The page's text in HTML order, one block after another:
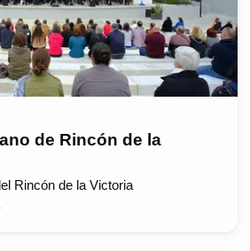
de Rincón de la
Rincón de la Victoria